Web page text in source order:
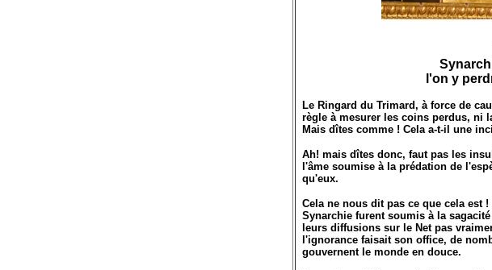
l'on y
Le Ringard du Trimard, à force de
règle à mesurer les coins perdus, ni
Mais dîtes comme ! Cela a-t-il une
Ah! mais dîtes donc, faut pas les
l'âme soumise à la prédation de
qu'eux.
Cela ne nous dit pas ce que cela est
Synarchie furent soumis à la
leurs diffusions sur le Net pas
l'ignorance faisait son office, de
gouvernent le monde en douce.